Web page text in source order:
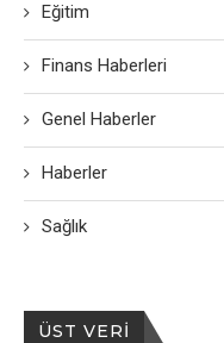
Eğitim
Finans Haberleri
Genel Haberler
Haberler
Sağlık
ÜST VERI